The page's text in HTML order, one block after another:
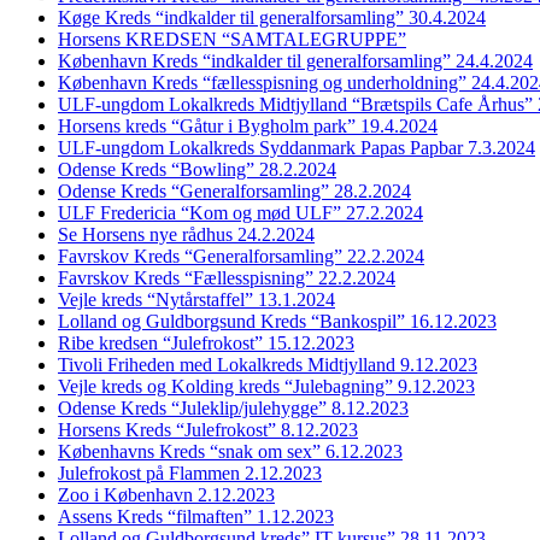
Køge Kreds “indkalder til generalforsamling” 30.4.2024
Horsens KREDSEN “SAMTALEGRUPPE”
København Kreds “indkalder til generalforsamling” 24.4.2024
København Kreds “fællesspisning og underholdning”
ULF-ungdom Lokalkreds Midtjylland “Brætspils Cafe Århus”
Horsens kreds “Gåtur i Bygholm park” 19.4.2024
ULF-ungdom Lokalkreds Syddanmark Papas Papbar 7.3.2024
Odense Kreds “Bowling” 28.2.2024
Odense Kreds “Generalforsamling” 28.2.2024
ULF Fredericia “Kom og mød ULF” 27.2.2024
Se Horsens nye rådhus 24.2.2024
Favrskov Kreds “Generalforsamling” 22.2.2024
Favrskov Kreds “Fællesspisning” 22.2.2024
Vejle kreds “Nytårstaffel” 13.1.2024
Lolland og Guldborgsund Kreds “Bankospil” 16.12.2023
Ribe kredsen “Julefrokost” 15.12.2023
Tivoli Friheden med Lokalkreds Midtjylland 9.12.2023
Vejle kreds og Kolding kreds “Julebagning” 9.12.2023
Odense Kreds “Juleklip/julehygge” 8.12.2023
Horsens Kreds “Julefrokost” 8.12.2023
Københavns Kreds “snak om sex” 6.12.2023
Julefrokost på Flammen 2.12.2023
Zoo i København 2.12.2023
Assens Kreds “filmaften” 1.12.2023